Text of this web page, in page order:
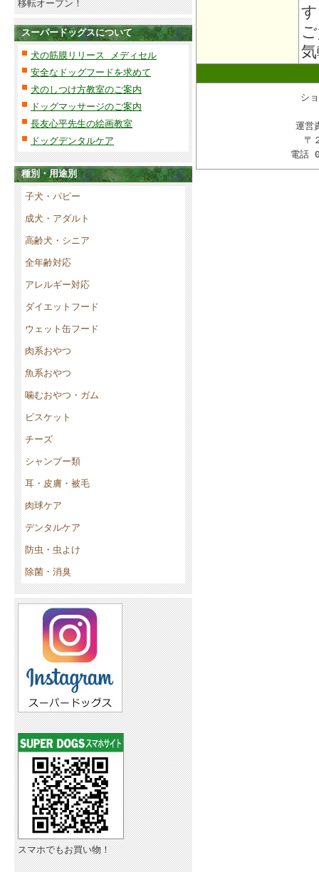
移転オープン！
スーパードッグスについて
犬の筋膜リリース メディセル
安全なドッグフードを求めて
犬のしつけ方教室のご案内
ドッグマッサージのご案内
長友心平先生の絵画教室
ドッグデンタルケア
種別・用途別
子犬・パピー
成犬・アダルト
高齢犬・シニア
全年齢対応
アレルギー対応
ダイエットフード
ウェット缶フード
肉系おやつ
魚系おやつ
噛むおやつ・ガム
ビスケット
チーズ
シャンプー類
耳・皮膚・被毛
肉球ケア
デンタルケア
防虫・虫よけ
除菌・消臭
スマホでもお買い物！
シ
運営
〒
電話